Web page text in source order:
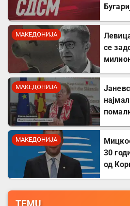
МАКЕДОНИЈА
се
МАКЕДОНИЈА
МАКЕДОНИЈА
30
од
TEMU